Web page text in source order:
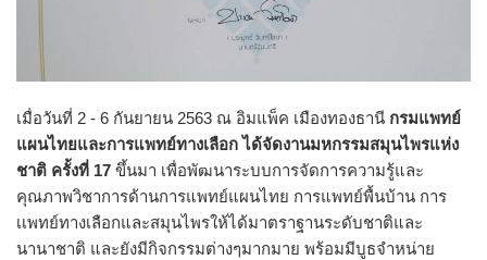
เมื่อวันที่ 2 - 6 กันยายน 2563 ณ อิมแพ็ค เมืองทองธานี กรมแพทย์
แผนไทยและการแพทย์ทางเลือก ได้จัดงานมหกรรมสมุนไพรแห่ง
ชาติ ครั้งที่ 17 ขึ้นมา เพื่อพัฒนาระบบการจัดการความรู้และ
คุณภาพวิชาการด้านการแพทย์แผนไทย การแพทย์พื้นบ้าน การ
เเพทย์ทางเลือกและสมุนไพรให้ได้มาตราฐานระดับชาติและ
นานาชาติ และยังมีกิจกรรมต่างๆมากมาย พร้อมมีบูธจำหน่าย